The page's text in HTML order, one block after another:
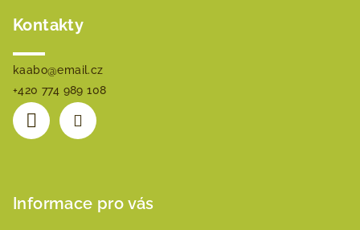
Kontakty
kaabo@email.cz
+420 774 989 108
Informace pro vás